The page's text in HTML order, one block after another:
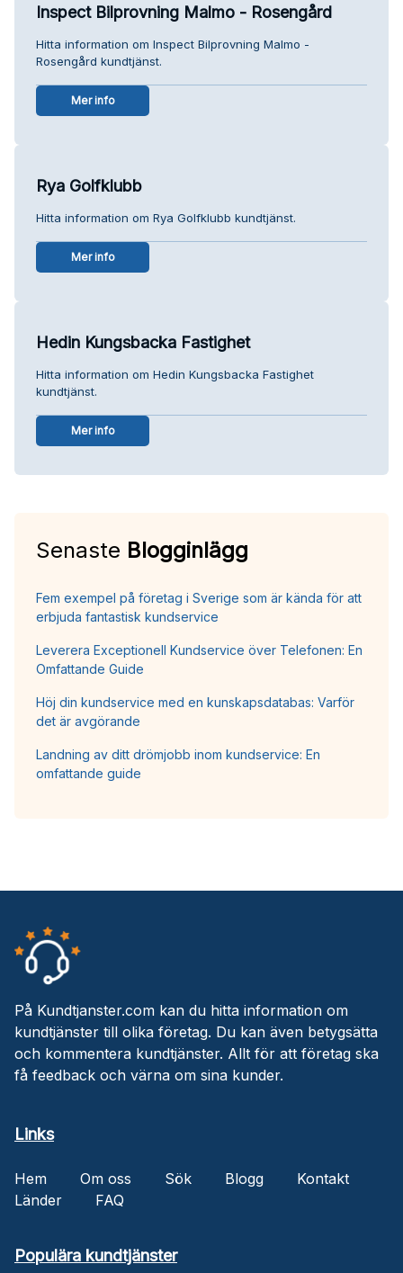
Inspect Bilprovning Malmo - Rosengård
Hitta information om Inspect Bilprovning Malmo -
Rosengård kundtjänst.
Mer info
Rya Golfklubb
Hitta information om Rya Golfklubb kundtjänst.
Mer info
Hedin Kungsbacka Fastighet
Hitta information om Hedin Kungsbacka Fastighet
kundtjänst.
Mer info
Senaste Blogginlägg
Fem exempel på företag i Sverige som är kända för att
erbjuda fantastisk kundservice
Leverera Exceptionell Kundservice över Telefonen: En
Omfattande Guide
Höj din kundservice med en kunskapsdatabas: Varför
det är avgörande
Landning av ditt drömjobb inom kundservice: En
omfattande guide
På Kundtjanster.com kan du hitta information om
kundtjänster till olika företag. Du kan även betygsätta
och kommentera kundtjänster. Allt för att företag ska
få feedback och värna om sina kunder.
Links
Hem Om oss Sök Blogg
Kontakt
Länder
FAQ
Populära kundtjänster